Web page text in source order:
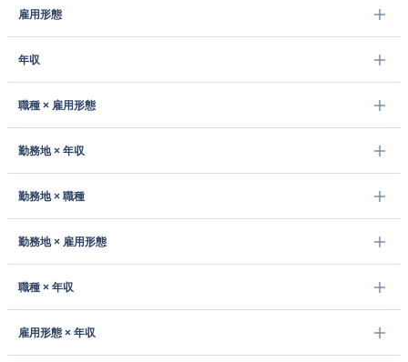
雇用形態
年収
職種 × 雇用形態
勤務地 × 年収
勤務地 × 職種
勤務地 × 雇用形態
職種 × 年収
雇用形態 × 年収